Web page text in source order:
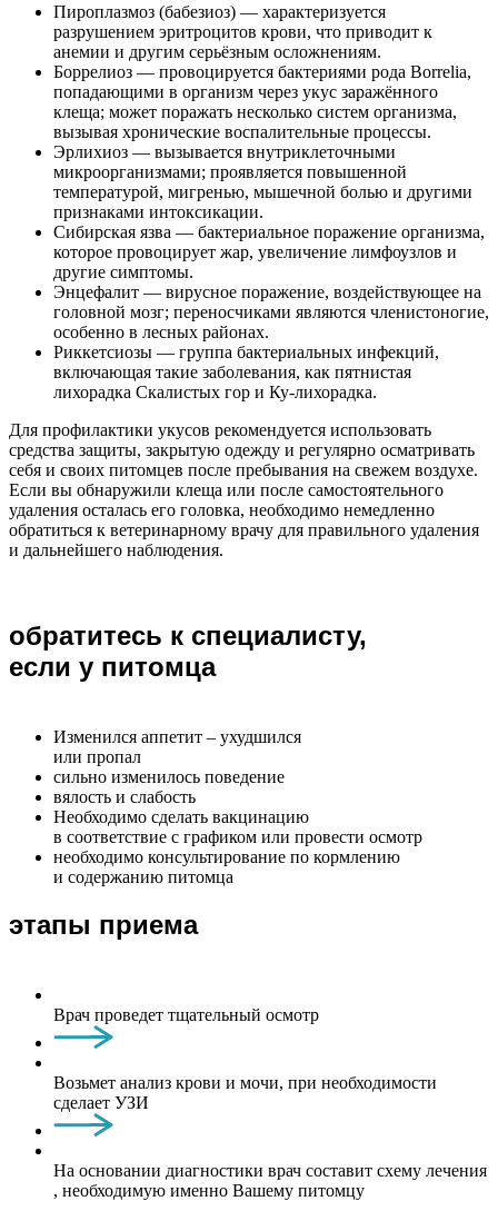
Пироплазмоз (бабезиоз) — характеризуется
разрушением эритроцитов крови, что приводит к
анемии и другим серьёзным осложнениям.
Боррелиоз — провоцируется бактериями рода Borrelia,
попадающими в организм через укус заражённого
клеща; может поражать несколько систем организма,
вызывая хронические воспалительные процессы.
Эрлихиоз — вызывается внутриклеточными
микроорганизмами; проявляется повышенной
температурой, мигренью, мышечной болью и другими
признаками интоксикации.
Сибирская язва — бактериальное поражение организма,
которое провоцирует жар, увеличение лимфоузлов и
другие симптомы.
Энцефалит — вирусное поражение, воздействующее на
головной мозг; переносчиками являются членистоногие,
особенно в лесных районах.
Риккетсиозы — группа бактериальных инфекций,
включающая такие заболевания, как пятнистая
лихорадка Скалистых гор и Ку-лихорадка.
Для профилактики укусов рекомендуется использовать
средства защиты, закрытую одежду и регулярно осматривать
себя и своих питомцев после пребывания на свежем воздухе.
Если вы обнаружили клеща или после самостоятельного
удаления осталась его головка, необходимо немедленно
обратиться к ветеринарному врачу для правильного удаления
и дальнейшего наблюдения.
обратитесь к специалисту,
если у питомца
Изменился аппетит – ухудшился
или пропал
сильно изменилось поведение
вялость и слабость
Необходимо сделать вакцинацию
в соответствие с графиком или провести осмотр
необходимо консультирование по кормлению
и содержанию питомца
этапы приема
Врач проведет тщательный осмотр
Возьмет анализ крови и мочи, при необходимости
сделает УЗИ
На основании диагностики врач составит схему лечения
, необходимую именно Вашему питомцу